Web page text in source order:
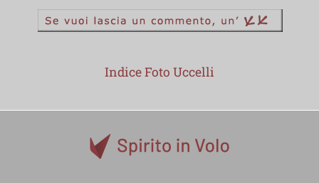
Indice Foto Uccelli